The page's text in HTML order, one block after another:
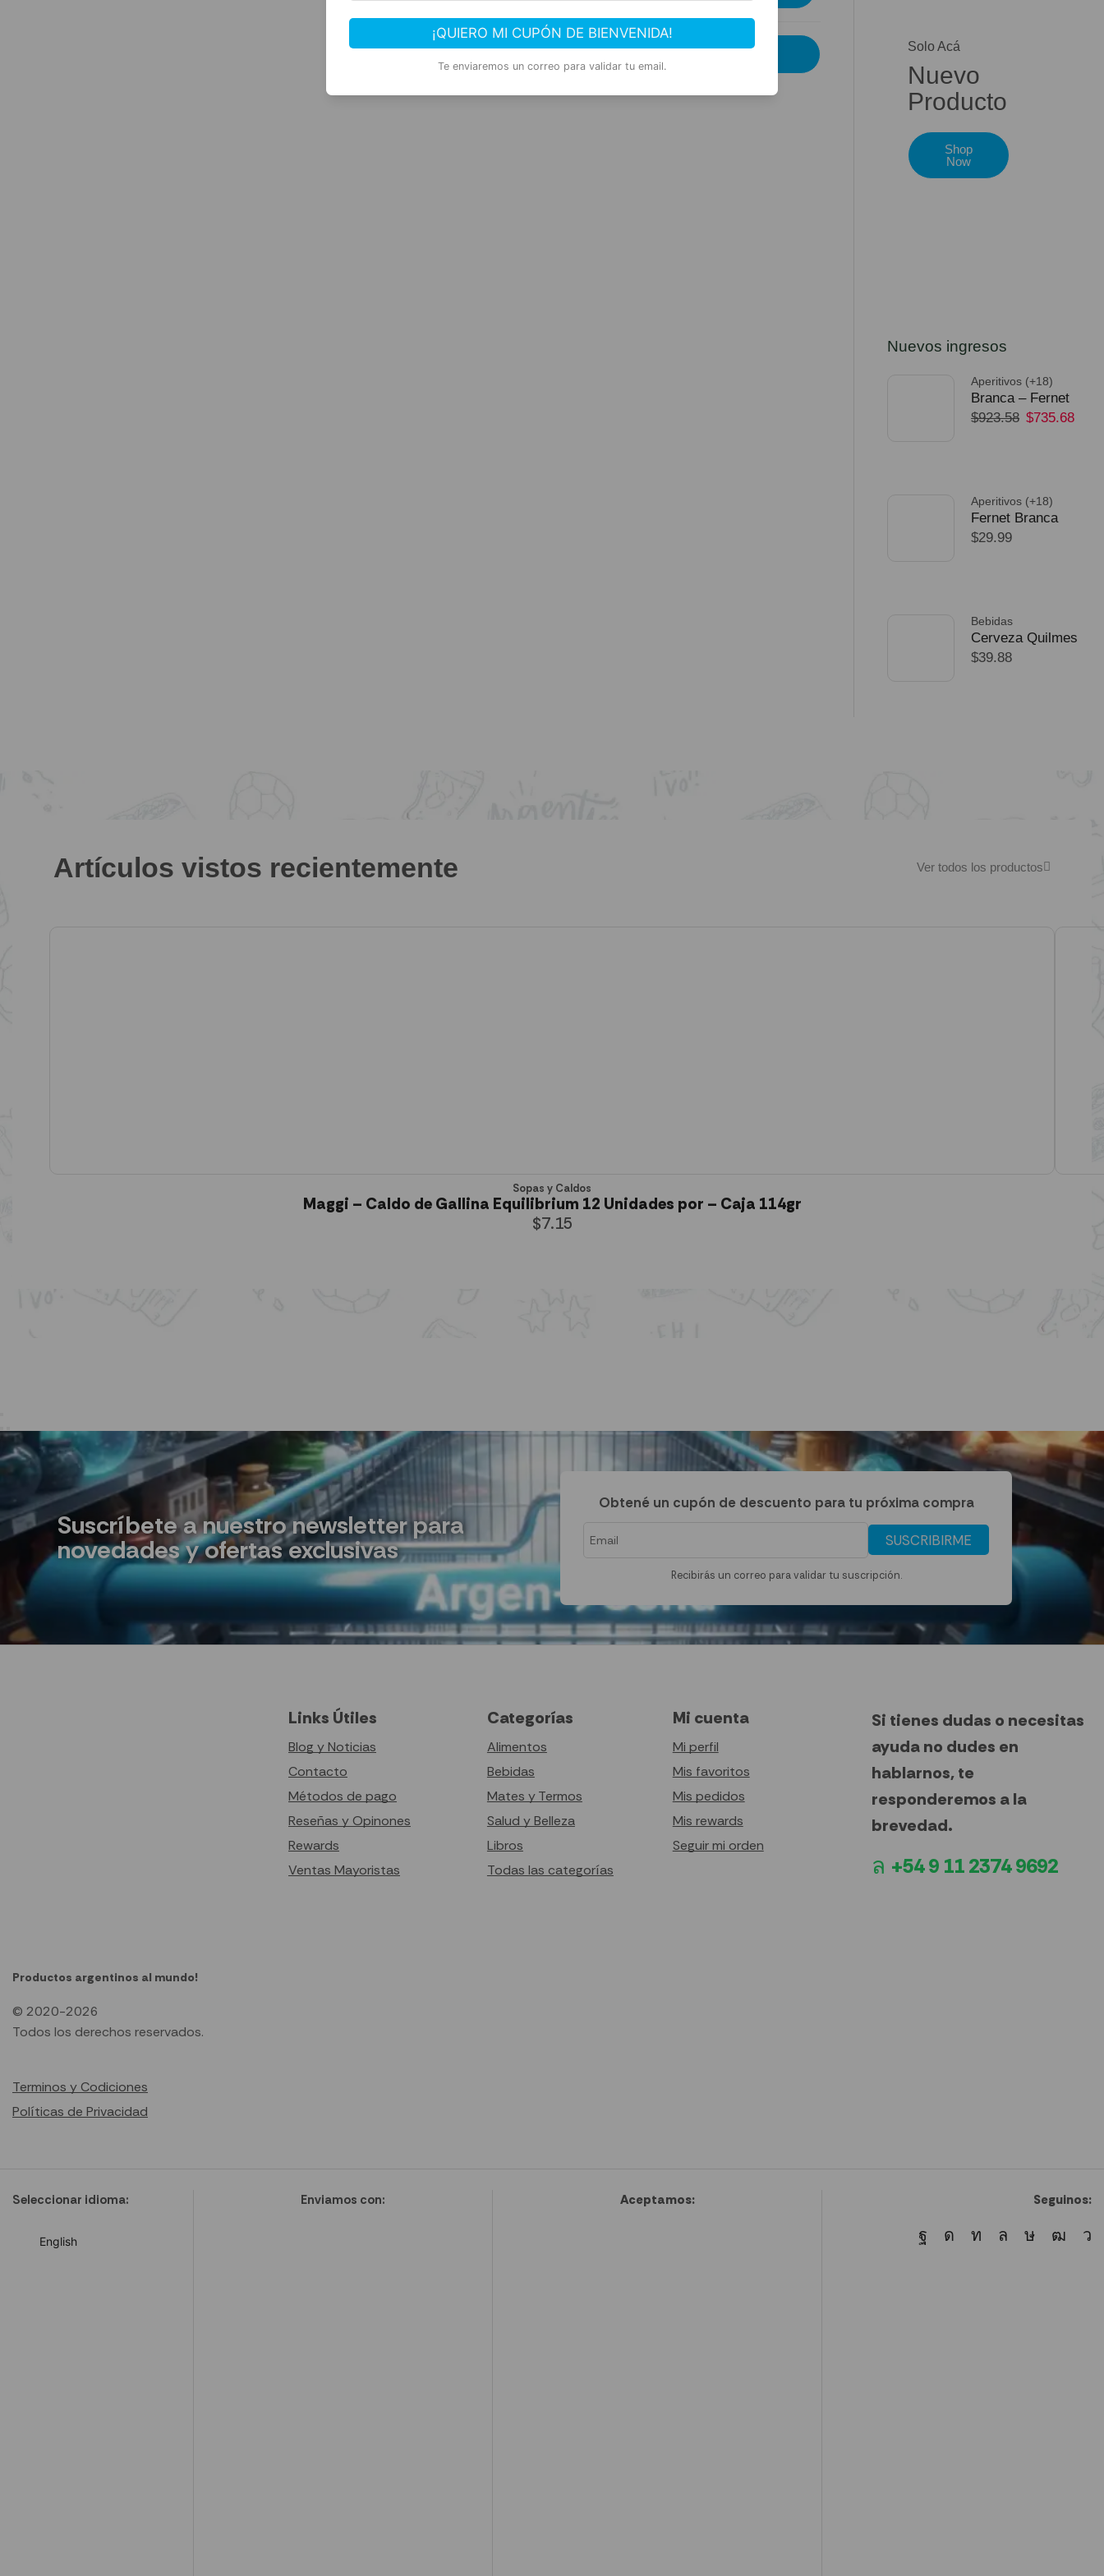
¡QUIERO MI CUPÓN DE BIENVENIDA!
Te enviaremos un correo para validar tu email.
Solo Acá
Nuevo
Producto
Shop
Now
Nuevos ingresos
Aperitivos (+18)
Branca – Fernet
750ml – Pack 32
$923.58 $735.68
Aperitivos (+18)
Fernet Branca
Edicion Limitada
$29.99
Bebidas
Cerveza Quilmes
Mundial 710ml
$39.88
Artículos vistos recientemente Ver todos los productos
Sopas y Caldos
Maggi – Caldo de Gallina Equilibrium 12 Unidades por – Caja 114gr
$7.15
Suscríbete a nuestro newsletter para
novedades y ofertas exclusivas
Obtené un cupón de descuento para tu próxima compra
SUSCRIBIRME
Recibirás un correo para validar tu suscripción.
Productos argentinos al mundo!
© 2020-2026
Todos los derechos reservados.
Terminos y Codiciones
Políticas de Privacidad
Links Útiles
Blog y Noticias
Contacto
Métodos de pago
Reseñas y Opinones
Rewards
Ventas Mayoristas
Categorías
Alimentos
Bebidas
Mates y Termos
Salud y Belleza
Libros
Todas las categorías
Mi cuenta
Mi perfil
Mis favoritos
Mis pedidos
Mis rewards
Seguir mi orden
Si tienes dudas o necesitas
ayuda no dudes en
hablarnos, te
responderemos a la
brevedad.
+54 9 11 2374 9692
Seleccionar idioma:
English
Enviamos con: Aceptamos: Seguinos: